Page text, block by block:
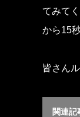
てみて
から15
皆さん
関連記